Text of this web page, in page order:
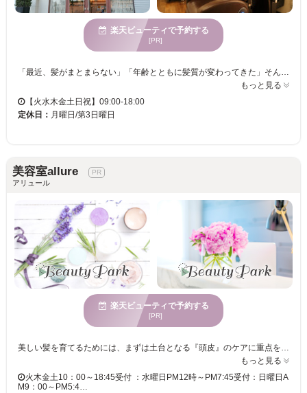
楽天ビューティで予約する
[PR]
「最近、髪がまとまらない」「年齢とともに髪質が変わってきた」そんなお悩みを抱える30〜50代のお客様から多くご支持いただいています。Calmhairでは、一人ひとりの髪質やライフスタイルに合わせた丁寧なカウンセリングを大切にし、その場だけではなく、毎日扱いやすい髪づくりをご提案しています。髪質改善メニューやダメージを抑えたカラー、再現性の高いカットで、ツヤ・まとまり・手触りの違いを実感していただけます。美容室が苦手な方でもリラックスして過ごせる落ち着いた空間づくりを心掛けており、「相談しやすい」「安心して任せられる」と嬉しいお声も多数いただいています。髪のお悩みがありましたらぜひお気軽にご相談ください。理想のスタイルと毎日の扱いやすさを両立できるよう、心を込めてお手伝いいたします。
もっと見る
【火水木金土日祝】09:00-18:00
定休日： 月曜日/第3日曜日
美容室allure
アリュール
楽天ビューティで予約する
[PR]
美しい髪を育てるためには、まずは土台となる『頭皮』のケアに重点をおいているサロン！“癒し”を感じることができるマッサージや、ヘアだけでなくフェイシャル等々…キレイを叶えるメニューが盛りだくさん！！ 前橋市山王町にある美容室。こちらのサロンでは基本のヘアメニューはもちろんのこと、癒しの『ヘッドスパ』、お肌のための『フェイシャルエステ』等々ボリュームたっぷりのメニューがご用意されています♪ ◆◆ヘッドスパ◆◆ 11種類もの中から選べるアロマの香りで心もリラックスできる効果が！髪の健康は頭皮から…ふだんお肌のお手入れをするように、頭皮もいたわってあげたいですね♪ ◇フェイシャルエステ◇◇ おススメは『眠れる森の美女コース』♪ネーミングからしても魅力的なこちらはマッサージに“炭酸小顔パック”が付き、手先美人になれる“美白ハンドパック”まで付いたご褒美メニューになっています☆ この他まだまだ紹介しきれないメニューが盛りだくさん！気になった方は【美容室allure】に今スグ足をはこでみてくださいね♪
もっと見る
火木金土10：00～18:45受付 ：水曜日PM12時～PM7:45受付：日曜日A
M9：00～PM5:4…